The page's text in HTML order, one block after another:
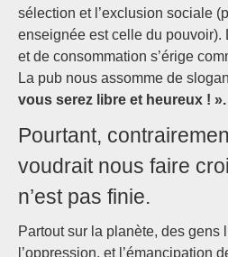
sélection et l’exclusion sociale
enseignée est celle du pouvoir).
et de consommation s’érige
La pub nous assomme de
vous serez libre et heureux ! ».
Pourtant,
voudrait nous faire
n’est pas finie.
Partout sur la planète, des gens
l’oppression, et l’émancipation